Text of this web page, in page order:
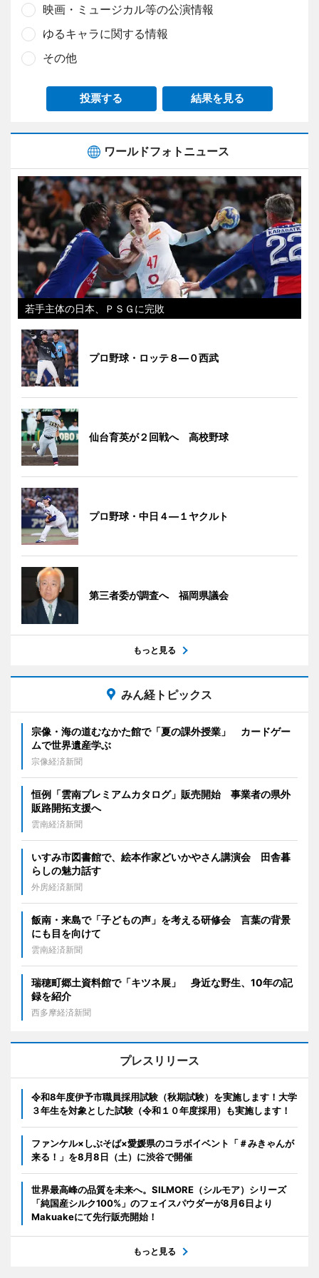
映画・ミュージカル等の公演情報
ゆるキャラに関する情報
その他
投票する 結果を見る
ワールドフォトニュース
若手主体の日本、ＰＳＧに完敗
プロ野球・ロッテ８―０西武
仙台育英が２回戦へ 高校野球
プロ野球・中日４―１ヤクルト
第三者委が調査へ 福岡県議会
もっと見る
みん経トピックス
宗像・海の道むなかた館で「夏の課外授業」 カードゲー
ムで世界遺産学ぶ
宗像経済新聞
恒例「雲南プレミアムカタログ」販売開始 事業者の県外
販路開拓支援へ
雲南経済新聞
いすみ市図書館で、絵本作家どいかやさん講演会 田舎暮
らしの魅力話す
外房経済新聞
飯南・来島で「子どもの声」を考える研修会 言葉の背景
にも目を向けて
雲南経済新聞
瑞穂町郷土資料館で「キツネ展」 身近な野生、10年の記
録を紹介
西多摩経済新聞
プレスリリース
令和8年度伊予市職員採用試験（秋期試験）を実施します！大学
３年生を対象とした試験（令和１０年度採用）も実施します！
ファンケル×しぶそば×愛媛県のコラボイベント「＃みきゃんが
来る！」を8月8日（土）に渋谷で開催
世界最高峰の品質を未来へ。SILMORE（シルモア）シリーズ
「純国産シルク100%」のフェイスパウダーが8月6日より
Makuakeにて先行販売開始！
もっと見る